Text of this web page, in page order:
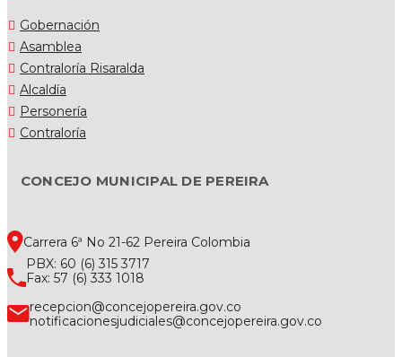
Gobernación
Asamblea
Contraloría Risaralda
Alcaldía
Personería
Contraloría
CONCEJO MUNICIPAL DE PEREIRA
Carrera 6ª No 21-62 Pereira Colombia
PBX: 60 (6) 315 3717
Fax: 57 (6) 333 1018
recepcion@concejopereira.gov.co
notificacionesjudiciales@concejopereira.gov.co